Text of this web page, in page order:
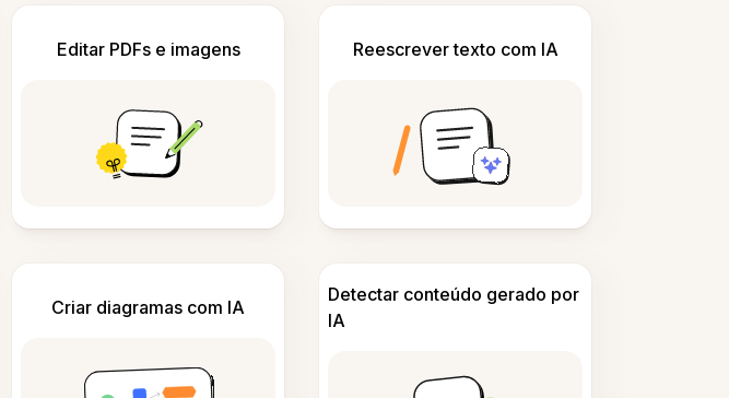
Editar PDFs e imagens Reescrever texto com IA
Criar diagramas com IA
Detectar conteúdo gerado por
IA